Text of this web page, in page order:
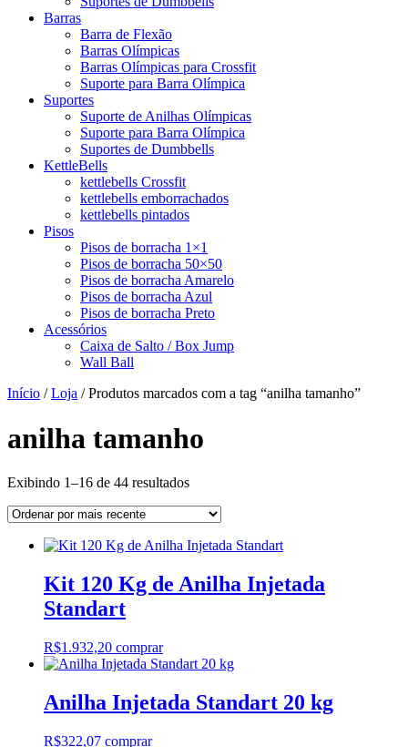
Barras
Barra de Flexão
Barras Olímpicas
Barras Olímpicas para Crossfit
Suporte para Barra Olímpica
Suportes
Suporte de Anilhas Olímpicas
Suporte para Barra Olímpica
Suportes de Dumbbells
KettleBells
kettlebells Crossfit
kettlebells emborrachados
kettlebells pintados
Pisos
Pisos de borracha 1×1
Pisos de borracha 50×50
Pisos de borracha Amarelo
Pisos de borracha Azul
Pisos de borracha Preto
Acessórios
Caixa de Salto / Box Jump
Wall Ball
Início /Loja / Produtos marcados com a tag “anilha tamanho”
anilha tamanho
Exibindo 1–16 de 44 resultadosClassificado
mais
Kit 120 Kg de Anilha Injetada
Standart
R$1.932,20 comprar
Anilha Injetada Standart 20 kg
R$322,07 comprar